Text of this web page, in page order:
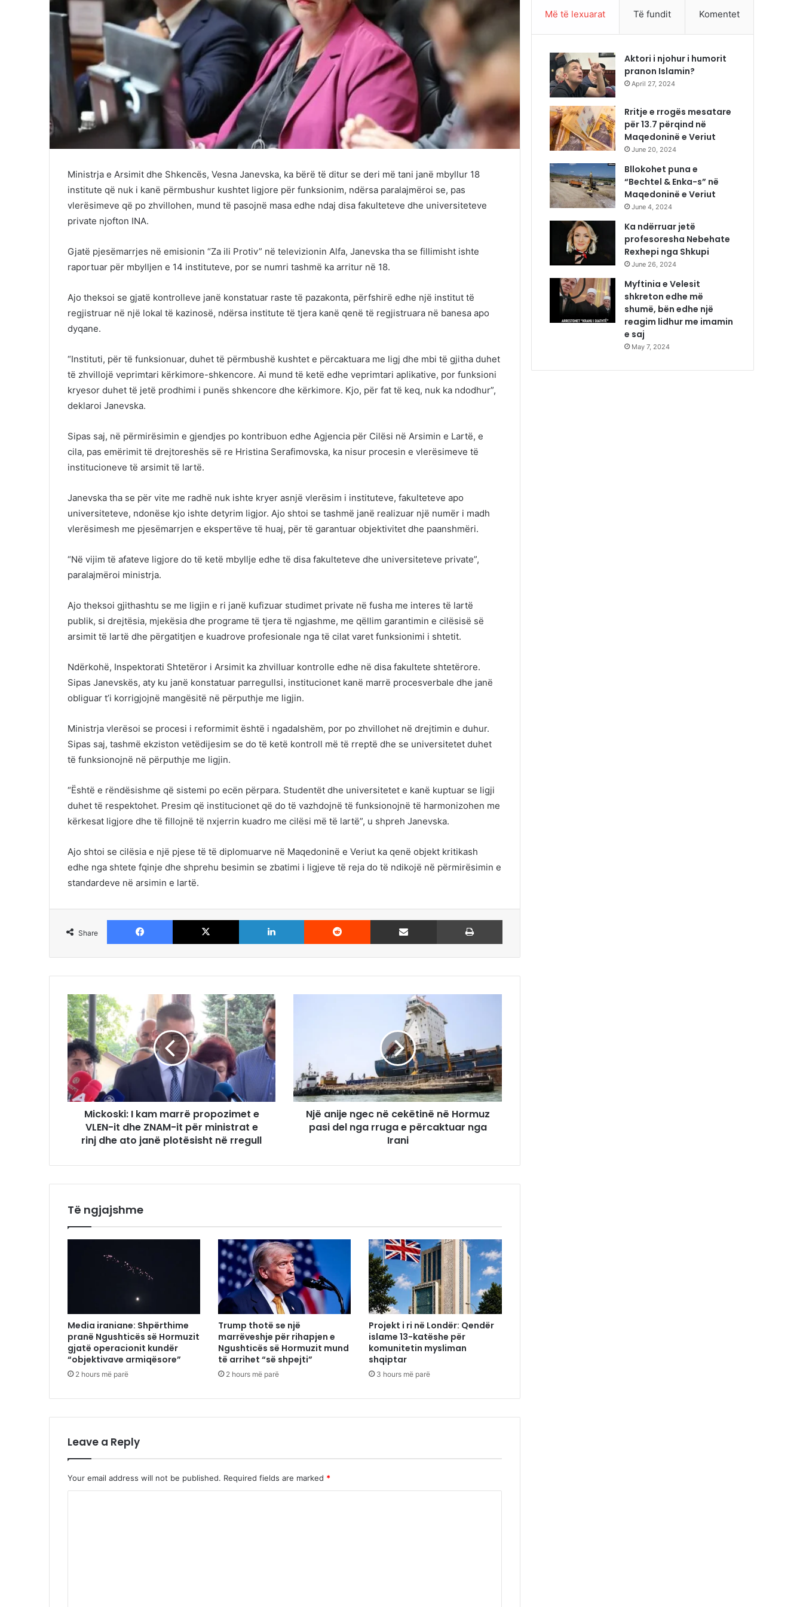
Ministrja e Arsimit dhe Shkencës, Vesna Janevska, ka bërë të ditur se deri më tani janë mbyllur 18
institute që nuk i kanë përmbushur kushtet ligjore për funksionim, ndërsa paralajmëroi se, pas
vlerësimeve që po zhvillohen, mund të pasojnë masa edhe ndaj disa fakulteteve dhe universiteteve
private njofton INA.
Gjatë pjesëmarrjes në emisionin “Za ili Protiv” në televizionin Alfa, Janevska tha se fillimisht ishte
raportuar për mbylljen e 14 instituteve, por se numri tashmë ka arritur në 18.
Ajo theksoi se gjatë kontrolleve janë konstatuar raste të pazakonta, përfshirë edhe një institut të
regjistruar në një lokal të kazinosë, ndërsa institute të tjera kanë qenë të regjistruara në banesa apo
dyqane.
“Instituti, për të funksionuar, duhet të përmbushë kushtet e përcaktuara me ligj dhe mbi të gjitha duhet
të zhvillojë veprimtari kërkimore-shkencore. Ai mund të ketë edhe veprimtari aplikative, por funksioni
kryesor duhet të jetë prodhimi i punës shkencore dhe kërkimore. Kjo, për fat të keq, nuk ka ndodhur”,
deklaroi Janevska.
Sipas saj, në përmirësimin e gjendjes po kontribuon edhe Agjencia për Cilësi në Arsimin e Lartë, e
cila, pas emërimit të drejtoreshës së re Hristina Serafimovska, ka nisur procesin e vlerësimeve të
institucioneve të arsimit të lartë.
Janevska tha se për vite me radhë nuk ishte kryer asnjë vlerësim i instituteve, fakulteteve apo
universiteteve, ndonëse kjo ishte detyrim ligjor. Ajo shtoi se tashmë janë realizuar një numër i madh
vlerësimesh me pjesëmarrjen e ekspertëve të huaj, për të garantuar objektivitet dhe paanshmëri.
“Në vijim të afateve ligjore do të ketë mbyllje edhe të disa fakulteteve dhe universiteteve private”,
paralajmëroi ministrja.
Ajo theksoi gjithashtu se me ligjin e ri janë kufizuar studimet private në fusha me interes të lartë
publik, si drejtësia, mjekësia dhe programe të tjera të ngjashme, me qëllim garantimin e cilësisë së
arsimit të lartë dhe përgatitjen e kuadrove profesionale nga të cilat varet funksionimi i shtetit.
Ndërkohë, Inspektorati Shtetëror i Arsimit ka zhvilluar kontrolle edhe në disa fakultete shtetërore.
Sipas Janevskës, aty ku janë konstatuar parregullsi, institucionet kanë marrë procesverbale dhe janë
obliguar t’i korrigjojnë mangësitë në përputhje me ligjin.
Ministrja vlerësoi se procesi i reformimit është i ngadalshëm, por po zhvillohet në drejtimin e duhur.
Sipas saj, tashmë ekziston vetëdijesim se do të ketë kontroll më të rreptë dhe se universitetet duhet
të funksionojnë në përputhje me ligjin.
“Është e rëndësishme që sistemi po ecën përpara. Studentët dhe universitetet e kanë kuptuar se ligji
duhet të respektohet. Presim që institucionet që do të vazhdojnë të funksionojnë të harmonizohen me
kërkesat ligjore dhe të fillojnë të nxjerrin kuadro me cilësi më të lartë”, u shpreh Janevska.
Ajo shtoi se cilësia e një pjese të të diplomuarve në Maqedoninë e Veriut ka qenë objekt kritikash
edhe nga shtete fqinje dhe shprehu besimin se zbatimi i ligjeve të reja do të ndikojë në përmirësimin e
standardeve në arsimin e lartë.
Share
Facebook X LinkedIn Reddit Share via Email
Mickoski: I kam marrë propozimet e
VLEN-it dhe ZNAM-it për ministrat e
rinj dhe ato janë plotësisht në rregull
Një anije ngec në cekëtinë në Hormuz
pasi del nga rruga e përcaktuar nga
Irani
Të ngjajshme
Media iraniane: Shpërthime
pranë Ngushticës së Hormuzit
gjatë operacionit kundër
“objektivave armiqësore”
2 hours më parë
Trump thotë se një
marrëveshje për rihapjen e
Ngushticës së Hormuzit mund
të arrihet “së shpejti”
2 hours më parë
Projekt i ri në Londër: Qendër
islame 13-katëshe për
komunitetin mysliman
shqiptar
3 hours më parë
Leave a Reply
Your email address will not be published. Required fields are marked *
Më të lexuarat Të fundit Komentet
Aktori i njohur i humorit
pranon Islamin?
April 27, 2024
Rritje e rrogës mesatare
për 13.7 përqind në
Maqedoninë e Veriut
June 20, 2024
Bllokohet puna e
“Bechtel & Enka-s” në
Maqedoninë e Veriut
June 4, 2024
Ka ndërruar jetë
profesoresha Nebehate
Rexhepi nga Shkupi
June 26, 2024
Myftinia e Velesit
shkreton edhe më
shumë, bën edhe një
reagim lidhur me imamin
e saj
May 7, 2024